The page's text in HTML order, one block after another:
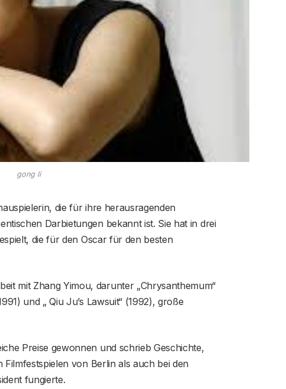
gong li
die für ihre herausragenden
Darbietungen bekannt ist. Sie hat in drei
die für den Oscar für den besten
mit Zhang Yimou, darunter „Chrysanthemum“
und „ Qiu Ju’s Lawsuit“ (1992), große
Preise gewonnen und schrieb Geschichte,
von Berlin als auch bei den
fungierte.